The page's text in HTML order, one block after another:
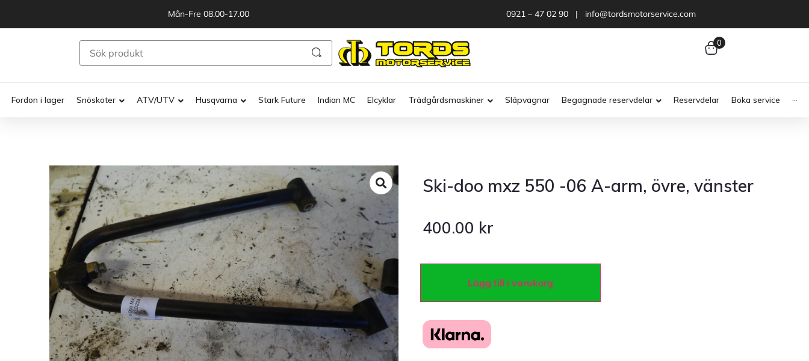
Mån-Fre 08.00-17.00 0921 – 47 02 90 | info@tordsmotorservice.com
0
Fordon i lager Snöskoter ATV/UTV Husqvarna Stark Future Indian MC Elcyklar Trädgårdsmaskiner Släpvagnar Begagnade reservdelar Reservdelar Boka service ···
Ski-doo mxz 550 -06 A-arm, övre, vänster
400.00 kr
Lägg till i varukorg